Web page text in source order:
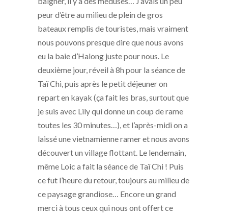
peur d’être au milieu de plein de gros
bateaux remplis de touristes, mais vraiment
nous pouvons presque dire que nous avons
eu la baie d’Halong juste pour nous. Le
deuxième jour, réveil à 8h pour la séance de
Taï Chi, puis après le petit déjeuner on
repart en kayak (ça fait les bras, surtout que
je suis avec Lily qui donne un coup de rame
toutes les 30 minutes…), et l’après-midi on a
laissé une vietnamienne ramer et nous avons
découvert un village flottant. Le lendemain,
même Loic a fait la séance de Taï Chi ! Puis
ce fut l’heure du retour, toujours au milieu de
ce paysage grandiose… Encore un grand
merci à tous ceux qui nous ont offert ce